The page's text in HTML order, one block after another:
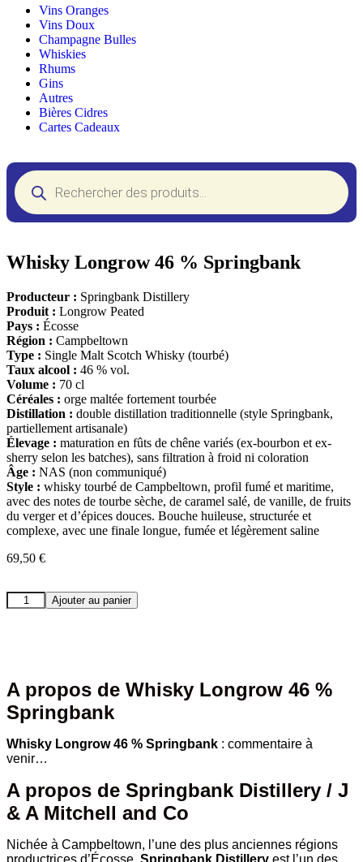
Vins Oranges
Vins Doux
Champagne Bulles
Whiskies
Rhums
Gins
Autres
Bières Cidres
Cartes Cadeaux
Whisky Longrow 46 % Springbank
Producteur : Springbank Distillery
Produit : Longrow Peated
Pays : Écosse
Région : Campbeltown
Type : Single Malt Scotch Whisky (tourbé)
Taux alcool : 46 % vol.
Volume : 70 cl
Céréales : orge maltée fortement tourbée
Distillation : double distillation traditionnelle (style Springbank,
partiellement artisanale)
Élevage : maturation en fûts de chêne variés (ex-bourbon et ex-
sherry selon les batches), sans filtration à froid ni coloration
Âge : NAS (non communiqué)
Style : whisky tourbé de Campbeltown, profil fumé et maritime,
avec des notes de tourbe sèche, de caramel salé, de vanille, de fruits
du verger et d’épices douces. Bouche huileuse, structurée et
complexe, avec une finale longue, fumée et légèrement saline
69,50 €
Ajouter au panier
A propos de Whisky Longrow 46 %
Springbank
Whisky Longrow 46 % Springbank : commentaire à
venir…
A propos de Springbank Distillery / J
& A Mitchell and Co
Nichée à Campbeltown, l’une des plus anciennes régions